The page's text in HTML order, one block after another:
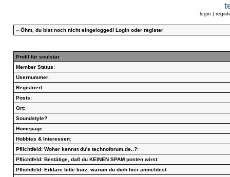
login |
» Öhm, du bist noch nicht eingelogged! Loginoder register
Profil für soulstar
Member Status:
Usernummer:
Registriert:
Posts:
Ort:
Soundstyle?:
Homepage:
Hobbies & Interessen:
Pflichtfeld: Woher kennst du's technoforum.de..?:
Pflichtfeld: Bestätige, daß du KEINEN SPAM posten wirst:
Pflichtfeld: Erkläre bitte kurz, warum du dich hier anmeldest: